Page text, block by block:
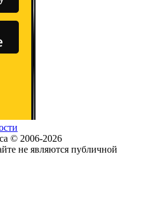
© 2006-2026
не являются публичной